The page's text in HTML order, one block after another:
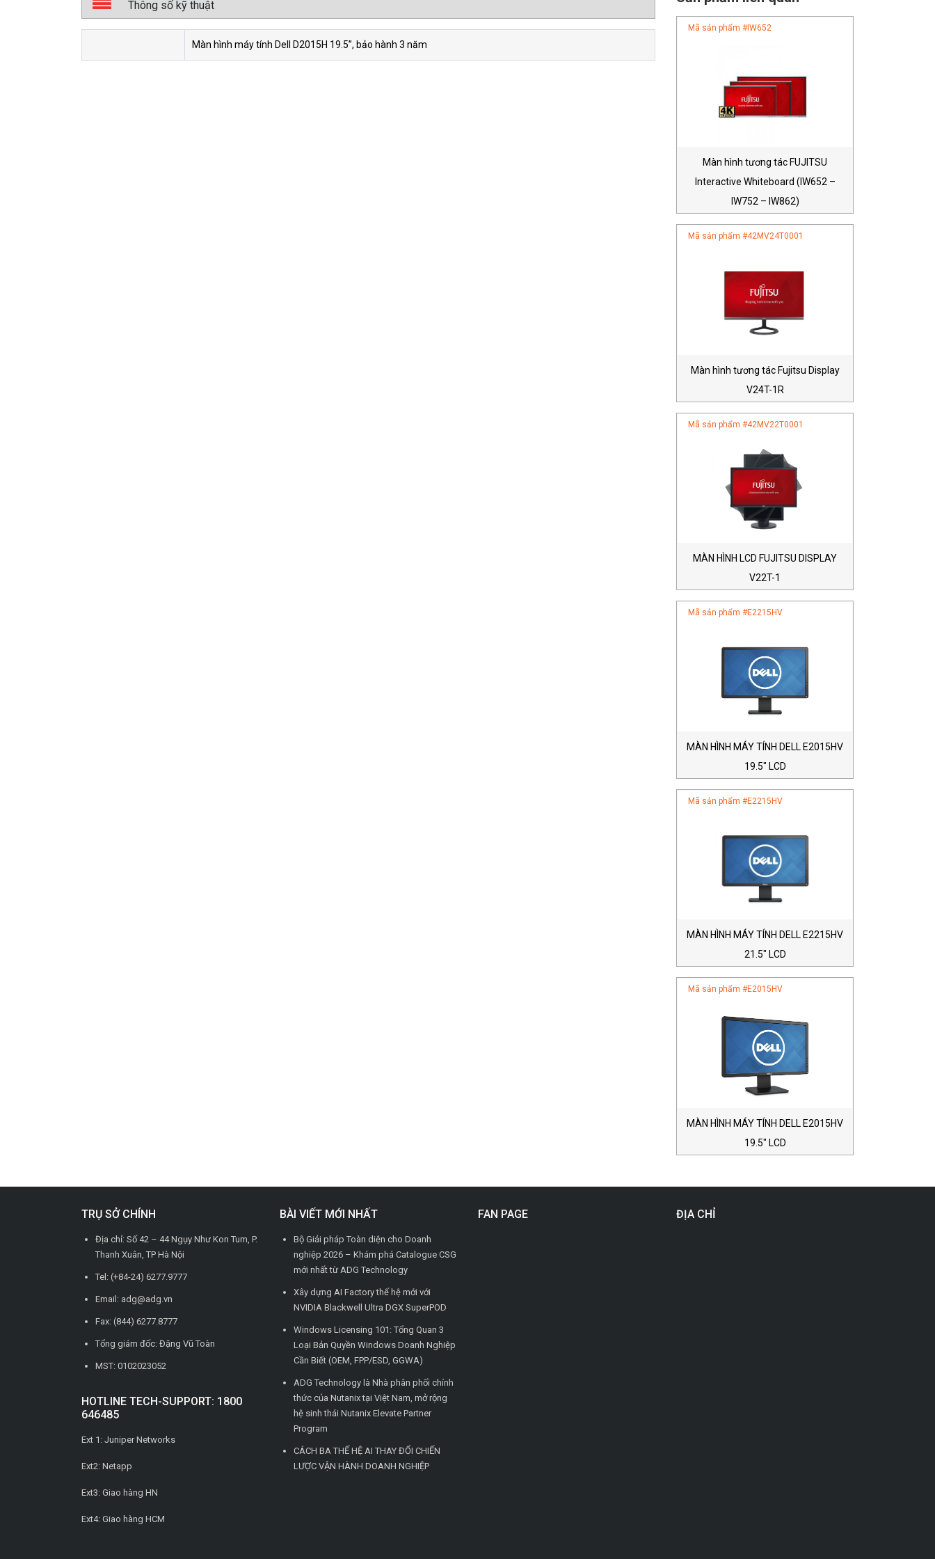
Thông số kỹ thuật
Màn hình máy tính Dell D2015H 19.5”, bảo hành 3 năm
Mã sản phẩm #IW652
Màn hình tương tác FUJITSU
Interactive Whiteboard (IW652 –
IW752 – IW862)
Mã sản phẩm #42MV24T0001
Màn hình tương tác Fujitsu Display
V24T-1R
Mã sản phẩm #42MV22T0001
MÀN HÌNH LCD FUJITSU DISPLAY
V22T-1
Mã sản phẩm #E2215HV
MÀN HÌNH MÁY TÍNH DELL E2015HV
19.5″ LCD
Mã sản phẩm #E2215HV
MÀN HÌNH MÁY TÍNH DELL E2215HV
21.5″ LCD
Mã sản phẩm #E2015HV
MÀN HÌNH MÁY TÍNH DELL E2015HV
19.5″ LCD
TRỤ SỞ CHÍNH
Địa chỉ: Số 42 – 44 Ngụy Như Kon Tum, P.
Thanh Xuân, TP Hà Nội
Tel: (+84-24) 6277.9777
Email: adg@adg.vn
Fax: (844) 6277.8777
Tổng giám đốc: Đặng Vũ Toàn
MST: 0102023052
HOTLINE TECH-SUPPORT: 1800
646485
Ext 1: Juniper Networks
Ext2: Netapp
Ext3: Giao hàng HN
Ext4: Giao hàng HCM
BÀI VIẾT MỚI NHẤT
Bộ Giải pháp Toàn diện cho Doanh
nghiệp 2026 – Khám phá Catalogue CSG
mới nhất từ ADG Technology
Xây dựng AI Factory thế hệ mới với
NVIDIA Blackwell Ultra DGX SuperPOD
Windows Licensing 101: Tổng Quan 3
Loại Bản Quyền Windows Doanh Nghiệp
Cần Biết (OEM, FPP/ESD, GGWA)
ADG Technology là Nhà phân phối chính
thức của Nutanix tại Việt Nam, mở rộng
hệ sinh thái Nutanix Elevate Partner
Program
CÁCH BA THẾ HỆ AI THAY ĐỔI CHIẾN
LƯỢC VẬN HÀNH DOANH NGHIỆP
FAN PAGE ĐỊA CHỈ